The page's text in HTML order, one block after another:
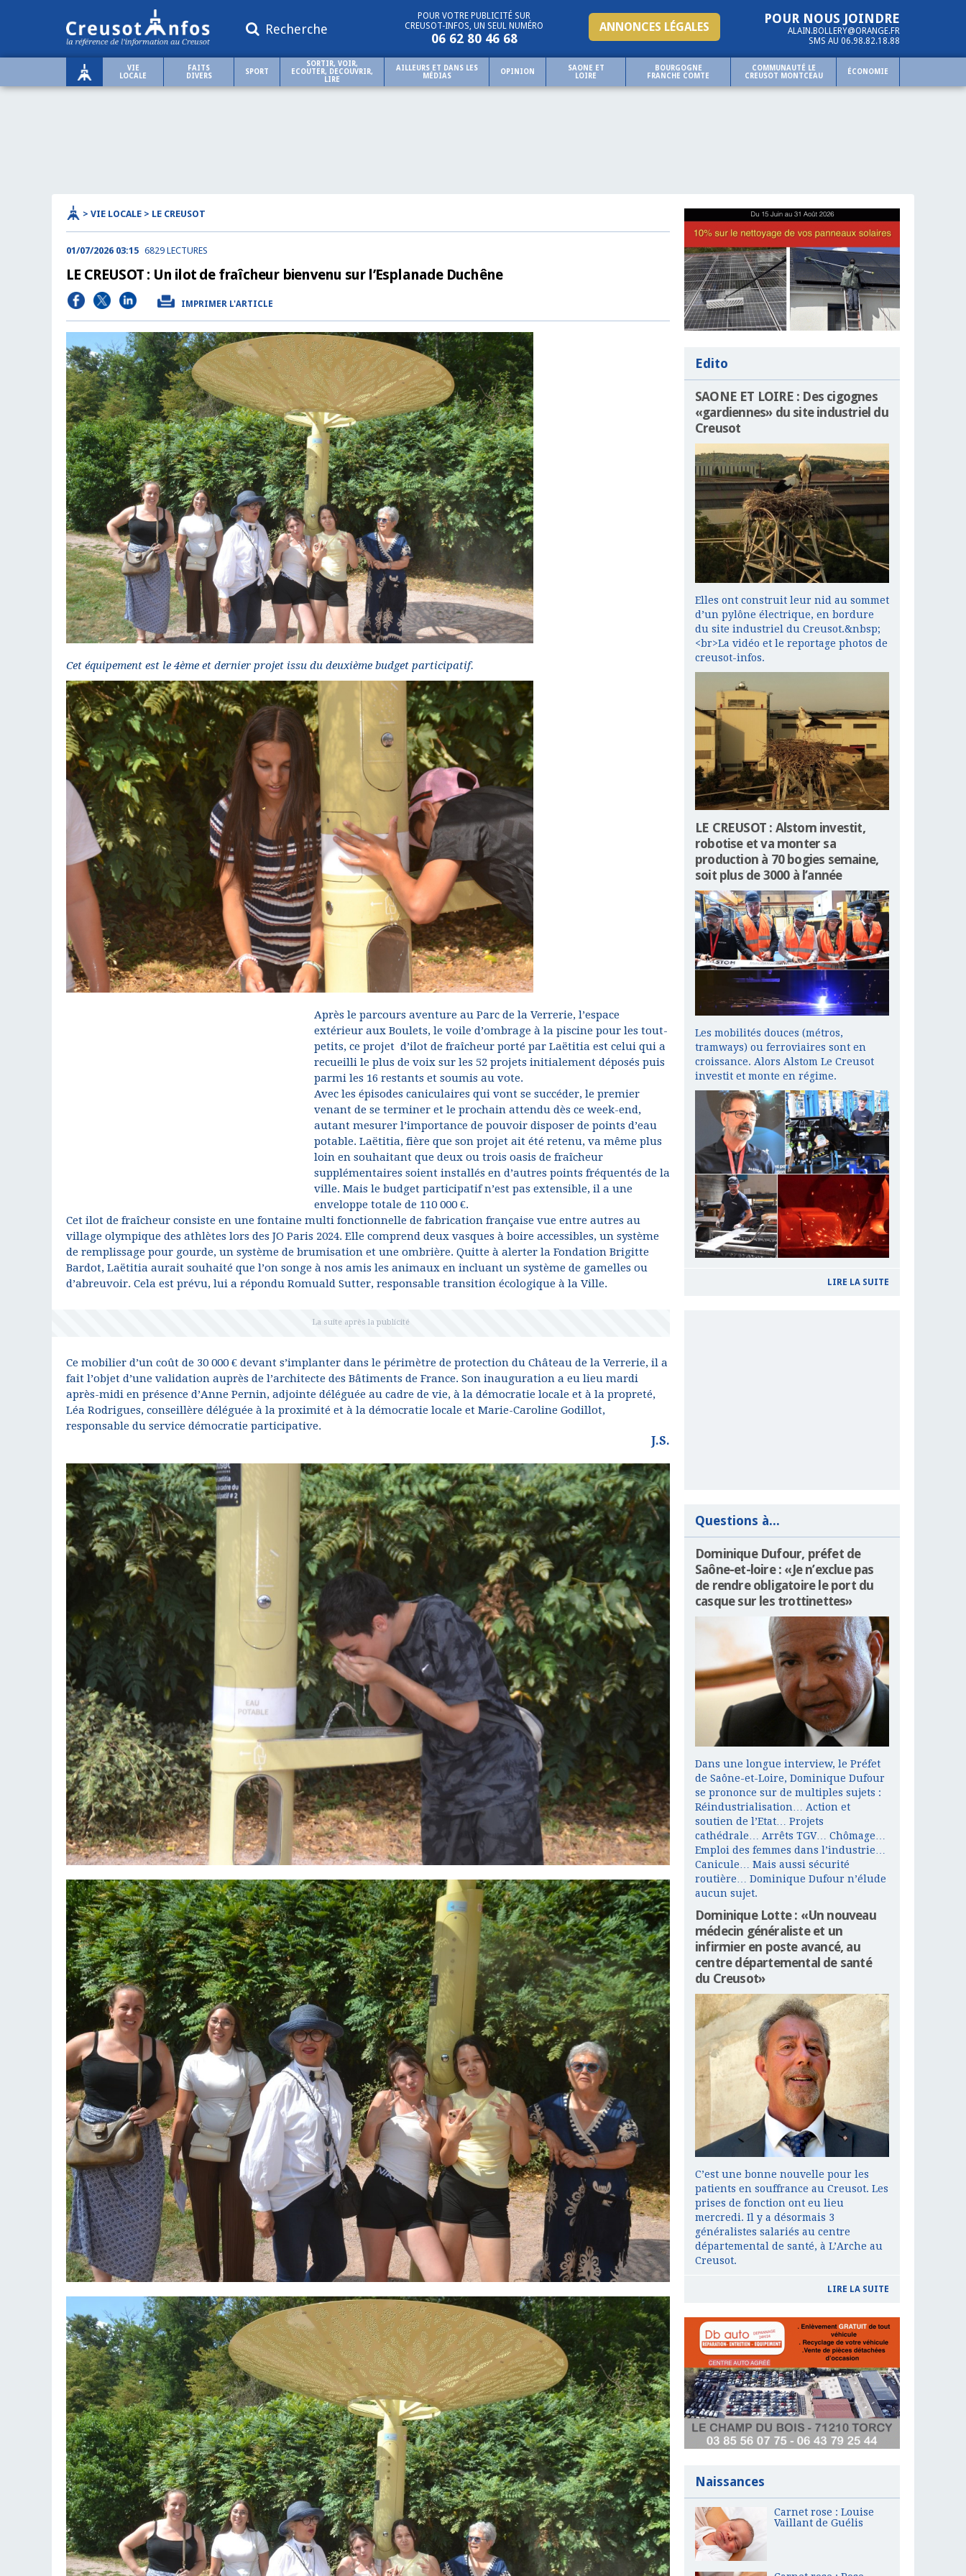
Recherche
POUR NOUS JOINDRE
ALAIN.BOLLERY@ORANGE.FR
SMS AU 06.98.82.18.88
ANNONCES LÉGALES
POUR VOTRE PUBLICITÉ SUR
CREUSOT-INFOS, UN SEUL NUMÉRO
06 62 80 46 68
VIE
LOCALE
FAITS
DIVERS
SPORT
SORTIR, VOIR,
ECOUTER, DECOUVRIR,
LIRE
AILLEURS ET DANS LES
MÉDIAS
OPINION
SAONE ET
LOIRE
BOURGOGNE
FRANCHE COMTE
COMMUNAUTÉ LE
CREUSOT MONTCEAU
ÉCONOMIE
> VIE LOCALE > LE CREUSOT
01/07/2026 03:15 6829 LECTURES
LE CREUSOT : Un ilot de fraîcheur bienvenu sur l’Esplanade Duchêne
IMPRIMER L'ARTICLE
Cet équipement est le 4ème et dernier projet issu du deuxième budget participatif.
Après le parcours aventure au Parc de la Verrerie, l’espace
extérieur aux Boulets, le voile d’ombrage à la piscine pour les tout-
petits, ce projet d’ilot de fraîcheur porté par Laëtitia est celui qui a
recueilli le plus de voix sur les 52 projets initialement déposés puis
parmi les 16 restants et soumis au vote.
Avec les épisodes caniculaires qui vont se succéder, le premier
venant de se terminer et le prochain attendu dès ce week-end,
autant mesurer l’importance de pouvoir disposer de points d’eau
potable. Laëtitia, fière que son projet ait été retenu, va même plus
loin en souhaitant que deux ou trois oasis de fraîcheur
supplémentaires soient installés en d’autres points fréquentés de la
ville. Mais le budget participatif n’est pas extensible, il a une
enveloppe totale de 110 000 €.
Cet ilot de fraîcheur consiste en une fontaine multi fonctionnelle de fabrication française vue entre autres au
village olympique des athlètes lors des JO Paris 2024. Elle comprend deux vasques à boire accessibles, un système
de remplissage pour gourde, un système de brumisation et une ombrière. Quitte à alerter la Fondation Brigitte
Bardot, Laëtitia aurait souhaité que l’on songe à nos amis les animaux en incluant un système de gamelles ou
d’abreuvoir. Cela est prévu, lui a répondu Romuald Sutter, responsable transition écologique à la Ville.
Ce mobilier d’un coût de 30 000 € devant s’implanter dans le périmètre de protection du Château de la Verrerie, il a
fait l’objet d’une validation auprès de l’architecte des Bâtiments de France. Son inauguration a eu lieu mardi
après-midi en présence d’Anne Pernin, adjointe déléguée au cadre de vie, à la démocratie locale et à la propreté,
Léa Rodrigues, conseillère déléguée à la proximité et à la démocratie locale et Marie-Caroline Godillot,
responsable du service démocratie participative.
J.S.
Edito
SAONE ET LOIRE : Des cigognes
«gardiennes» du site industriel du
Creusot
Elles ont construit leur nid au sommet
d’un pylône électrique, en bordure
du site industriel du Creusot.&nbsp;
<br>La vidéo et le reportage photos de
creusot-infos.
LE CREUSOT : Alstom investit,
robotise et va monter sa
production à 70 bogies semaine,
soit plus de 3000 à l’année
Les mobilités douces (métros,
tramways) ou ferroviaires sont en
croissance. Alors Alstom Le Creusot
investit et monte en régime.
LIRE LA SUITE
Questions à...
Dominique Dufour, préfet de
Saône-et-loire : «Je n’exclue pas
de rendre obligatoire le port du
casque sur les trottinettes»
Dans une longue interview, le Préfet
de Saône-et-Loire, Dominique Dufour
se prononce sur de multiples sujets :
Réindustrialisation… Action et
soutien de l’Etat… Projets
cathédrale… Arrêts TGV… Chômage…
Emploi des femmes dans l’industrie…
Canicule… Mais aussi sécurité
routière… Dominique Dufour n’élude
aucun sujet.
Dominique Lotte : «Un nouveau
médecin généraliste et un
infirmier en poste avancé, au
centre départemental de santé
du Creusot»
C’est une bonne nouvelle pour les
patients en souffrance au Creusot. Les
prises de fonction ont eu lieu
mercredi. Il y a désormais 3
généralistes salariés au centre
départemental de santé, à L’Arche au
Creusot.
LIRE LA SUITE
Naissances
Carnet rose : Louise
Vaillant de Guélis